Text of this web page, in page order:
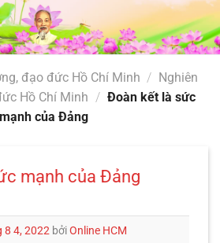
đạo đức Hồ Chí Minh / Nghiên
Hồ Chí Minh / Đoàn kết là sức
mạnh của Đảng
mạnh của Đảng
8 4, 2022 bởiOnline HCM